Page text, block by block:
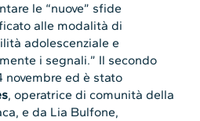
le “nuove” sfide
alle modalità di
adolescenziale e
i segnali.” Il secondo
novembre ed è stato
, operatrice di comunità della
e da Lia Bulfone,